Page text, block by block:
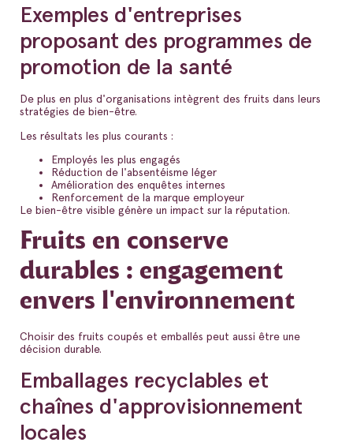
Exemples d'entreprises
proposant des programmes de
promotion de la santé
De plus en plus d'organisations intègrent des fruits dans leurs
stratégies de bien-être.
Les résultats les plus courants :
Employés les plus engagés
Réduction de l'absentéisme léger
Amélioration des enquêtes internes
Renforcement de la marque employeur
Le bien-être visible génère un impact sur la réputation.
Fruits en conserve
durables : engagement
envers l'environnement
Choisir des fruits coupés et emballés peut aussi être une
décision durable.
Emballages recyclables et
chaînes d'approvisionnement
locales